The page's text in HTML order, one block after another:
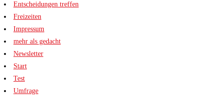
Entscheidungen treffen
Freizeiten
Impressum
mehr als gedacht
Newsletter
Start
Test
Umfrage